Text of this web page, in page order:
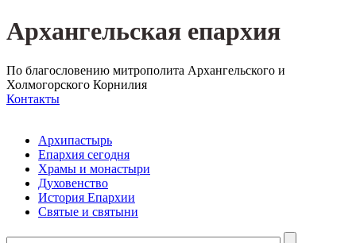
Архангельская епархия
По благословению митрополита Архангельского и
Холмогорского Корнилия
Контакты
Архипастырь
Епархия сегодня
Храмы и монастыри
Духовенство
История Епархии
Святые и святыни